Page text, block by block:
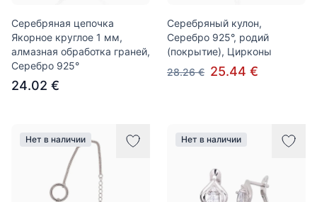
Серебряная цепочка
Якорное круглое 1 мм,
алмазная обработка граней,
Серебро 925°
24.02 €
Серебряный кулон,
Серебро 925°, родий
(покрытие), Цирконы
28.26 € 25.44 €
Нет в наличии Нет в наличии